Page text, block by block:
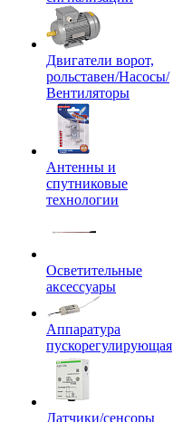
Двигатели ворот,
рольставен/Насосы/
Вентиляторы
Антенны и
спутниковые
технологии
Осветительные
аксессуары
Аппаратура
пускорегулирующая
Датчики/сенсоры